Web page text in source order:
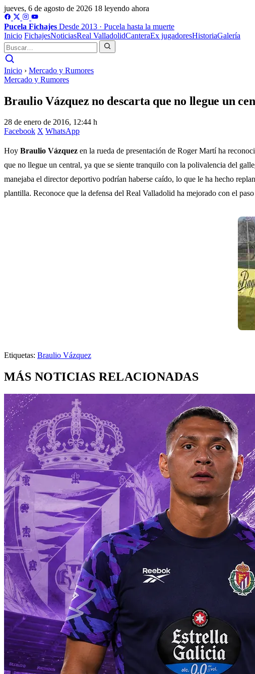
jueves, 6 de agosto de 2026 18 leyendo ahora
Pucela Fichajes Desde 2013 · Pucela hasta la muerte
Inicio FichajesNoticiasReal ValladolidCanteraEx jugadoresHistoriaGalería
Inicio › Mercado y Rumores
Mercado y Rumores
Braulio Vázquez no descarta que no llegue un
28 de enero de 2016, 12:44 h
Facebook X WhatsApp
Hoy Braulio Vázquez en la rueda de presentación de Roger Martí ha
que no llegue un central, ya que se siente tranquilo con la polivalencia del
manejaba el director deportivo podrían haberse caído, lo que le ha hecho
plantilla. Reconoce que la defensa del Real Valladolid ha mejorado con el
Etiquetas: Braulio Vázquez
MÁS NOTICIAS RELACIONADAS